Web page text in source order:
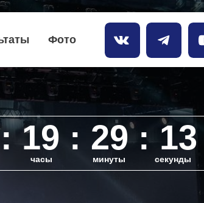
Фото
часы минуты секунды
19 : 29 : 12